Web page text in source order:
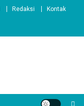
Redaksi Kontak